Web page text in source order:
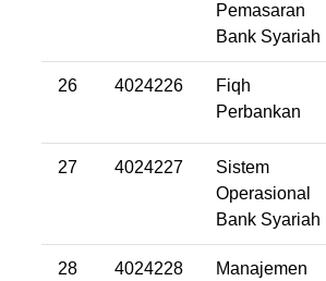
Pemasaran
Bank Syariah
26 4024226
Fiqh
Perbankan
27 4024227
Sistem
Operasional
Bank Syariah
28 4024228 Manajemen